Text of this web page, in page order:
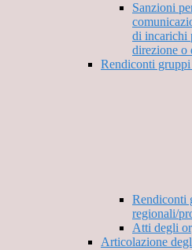
Sanzioni
di incarichi
direzione o
Rendiconti
Rendiconti
regionali/
Atti degli
Articolazione